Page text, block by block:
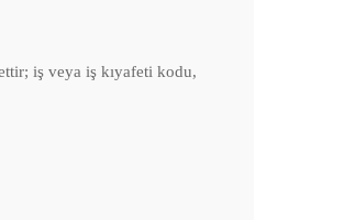
iş veya iş kıyafeti kodu,